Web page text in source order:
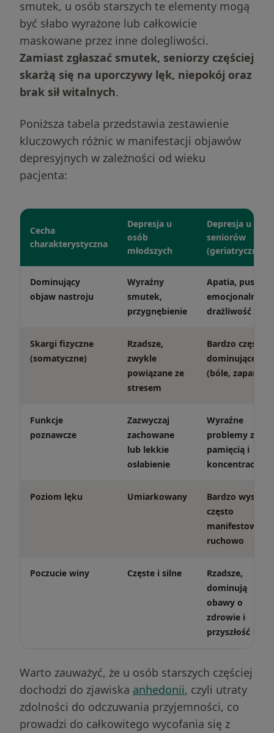
smutek, u osób starszych te elementy mogą
być słabo wyrażone lub całkowicie
maskowane przez inne dolegliwości.
Zamiast zgłaszać smutek, seniorzy częściej
skarżą się na uporczywy lęk, niepokój oraz
brak sił witalnych.
Poniższa tabela przedstawia zestawienie
kluczowych różnic w manifestacji objawów
depresyjnych w zależności od wieku
pacjenta:
Cecha
charakterystyczna
Depresja u
osób
młodszych
Depresja u
seniorów
(geriatryczna)
Dominujący
objaw nastroju
Wyraźny
smutek,
przygnębienie
Apatia, pustość
emocjonalna,
drażliwość
Skargi fizyczne
(somatyczne)
Rzadsze,
zwykle
powiązane ze
stresem
Bardzo częste,
dominujące
(bóle, zaparcia)
Funkcje
poznawcze
Zazwyczaj
zachowane
lub lekkie
osłabienie
Wyraźne
problemy z
pamięcią i
koncentracją
Poziom lęku Umiarkowany
Bardzo wysoki,
często
manifestowany
ruchowo
Poczucie winy Częste i silne
Rzadsze,
dominują
obawy o
zdrowie i
przyszłość
Warto zauważyć, że u osób starszych częściej
dochodzi do zjawiska anhedonii, czyli utraty
zdolności do odczuwania przyjemności, co
prowadzi do całkowitego wycofania się z